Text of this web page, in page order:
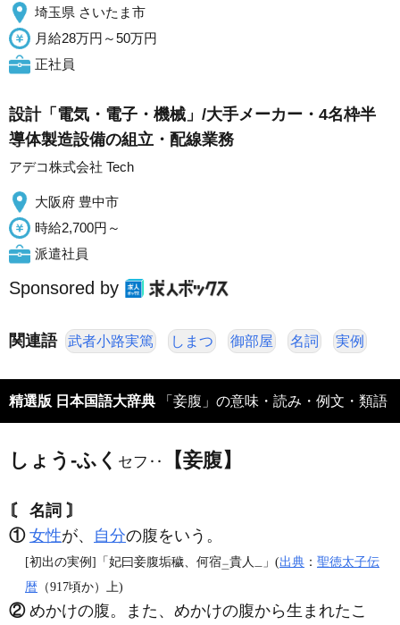
埼玉県 さいたま市
月給28万円～50万円
正社員
設計「電気・電子・機械」/大手メーカー・4名枠半
導体製造設備の組立・配線業務
アデコ株式会社 Tech
大阪府 豊中市
時給2,700円～
派遣社員
Sponsored by
関連語 武者小路実篤 しまつ 御部屋 名詞 実例
精選版 日本国語大辞典 「妾腹」の意味・読み・例文・類語
しょう‐ふく セフ‥ 【妾腹】
〘 名詞 〙
① 女性が、 自分の腹をいう。
[初出の実例]「妃曰妾腹垢穢、何宿二貴人 一 」(出典 ： 聖徳太子伝
暦 （917頃か）上)
②めかけの腹。また、めかけの腹から生まれたこ